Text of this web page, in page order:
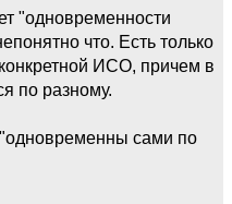
"одновременности
что. Есть только
ИСО, причем в
по разному.
"одновременны сами по